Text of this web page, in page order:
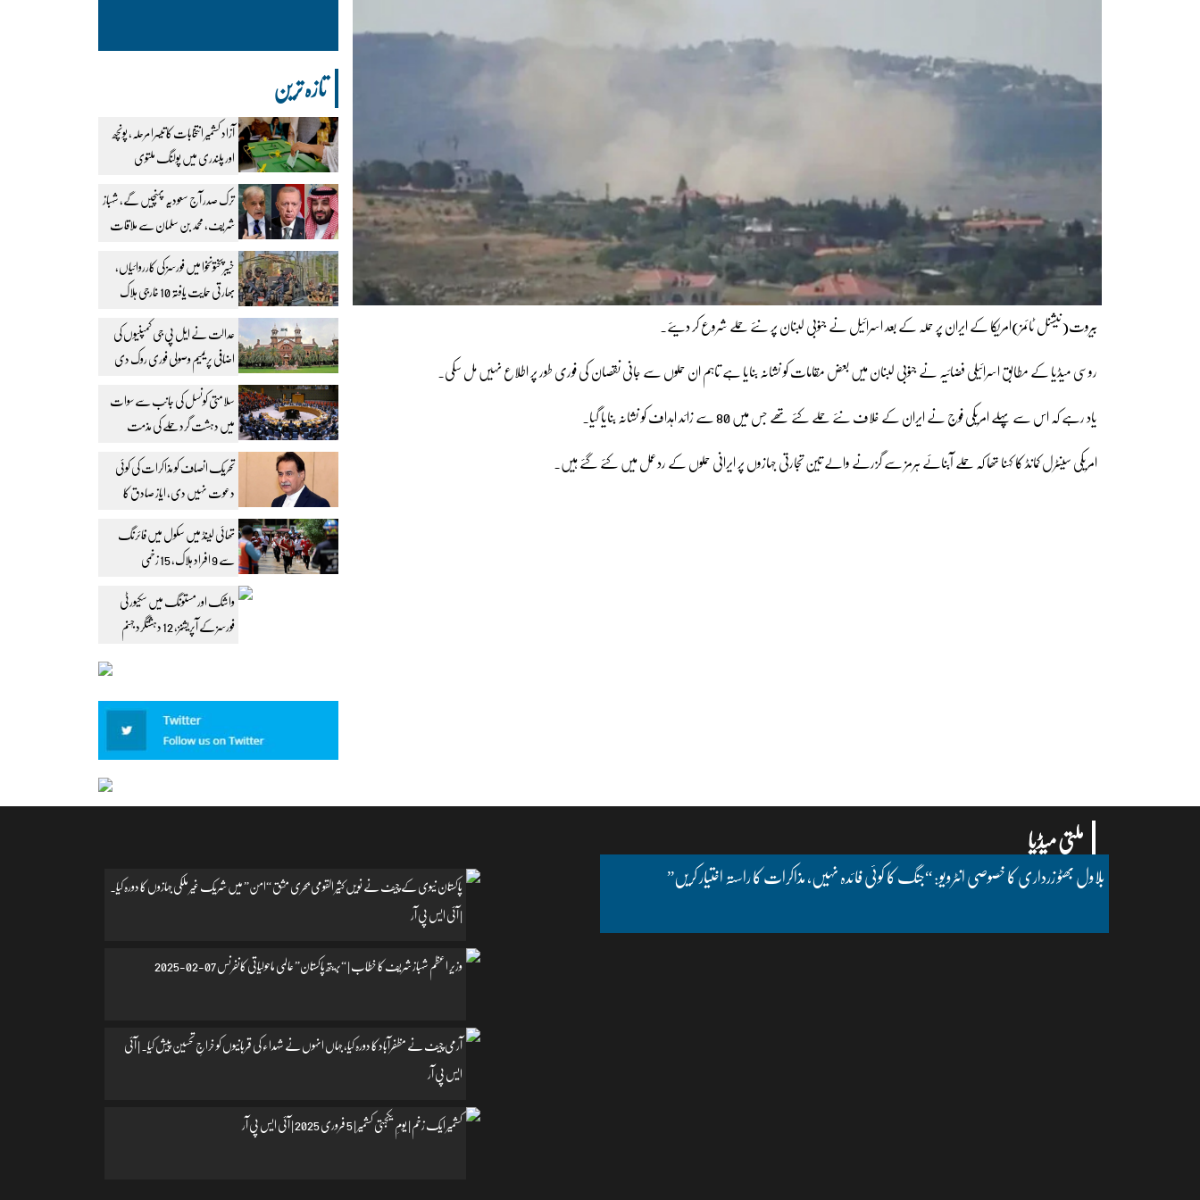
بیروت(نیشنل ٹائمز)امریکا کے ایران پر حملہ کے بعد اسرائیل نے جنوبی لبنان پر نئے حملے شروع کر دیئے۔
روسی میڈیا کے مطابق اسرائیلی فضائیہ نے جنوبی لبنان میں بعض مقامات کو نشانہ بنایا ہے تاہم ان حملوں سے جانی نقصان کی فوری طور پر اطلاع نہیں مل سکی۔
یاد رہے کہ اس سے پہلے امریکی فوج نے ایران کے خلاف نئے حملے کئے تھے جس میں 80 سے زائد اہداف کو نشانہ بنایا گیا۔
امریکی سینٹرل کمانڈ کا کہنا تھا کہ حملے آبنائے ہرمز سے گزرنے والے تین تجارتی جہازوں پر ایرانی حملوں کے ردعمل میں کئے گئے ہیں۔
تازہ ترین
آزاد کشمیر انتخابات کا تیسرا مرحلہ، پونچھ
اور پلندری میں پولنگ ملتوی
ترک صدر آج سعودیہ پہنچیں گے، شہباز
شریف، محمد بن سلمان سے ملاقات
خیبرپختونخوا میں فورسز کی کارروائیاں،
بھارتی حمایت یافتہ 10 خارجی ہلاک
عدالت نے ایل پی جی کمپنیوں کی
اضافی پریمیم وصولی فوری روک دی
سلامتی کونسل کی جانب سے سوات
میں دہشت گرد حملے کی مذمت
تحریک انصاف کو مذاکرات کی کوئی
دعوت نہیں دی، ایاز صادق کا
تھائی لینڈ میں سکول میں فائرنگ
سے 9 افراد ہلاک، 15 زخمی
واشک اور مستونگ میں سکیورٹی
فورسز کے آپریشنز، 12 دہشتگرد جہنم
ملتی میڈیا
بلاول بھٹو زرداری کا خصوصی انٹرویو: “جنگ کا کوئی فائدہ نہیں، مذاکرات کا راستہ اختیار کریں”
پاکستان نیوی کے چیف نے نویں کثیر القومی بحری مشق “امن” میں شریک غیر ملکی جہازوں کا دورہ کیا۔
| آئی ایس پی آر
وزیرِ اعظم شہباز شریف کا خطاب | “بریتھ پاکستان” عالمی ماحولیاتی کانفرنس 07-02-2025
آرمی چیف نے مظفرآباد کا دورہ کیا، جہاں انہوں نے شہداء کی قربانیوں کو خراجِ تحسین پیش کیا۔ | آئی
ایس پی آر
کشمیر ایک زخم | یومِ یکجہتی کشمیر | 5 فروری 2025 | آئی ایس پی آر